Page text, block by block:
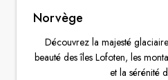
Norvège
Découvrez la majesté
beauté des îles Lofoten, les
et la sérénité